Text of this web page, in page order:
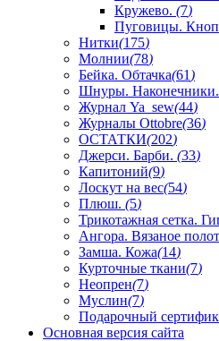
Кружево. (7)
Пуговицы.
Нитки(175)
Молнии(78)
Бейка. Обтачка(61 )
Шнуры. Наконечники.
Журнал Ya_sew(44)
Журналы Ottobre(36)
ОСТАТКИ(202)
Джерси. Барби. (33)
Капитоний(9)
Лоскут на вес(54)
Плюш. (5)
Трикотажная сетка.
Ангора. Вязаное
Замша. Кожа(14)
Курточные ткани(7)
Неопрен(7)
Муслин(7)
Подарочный
Основная версия сайта